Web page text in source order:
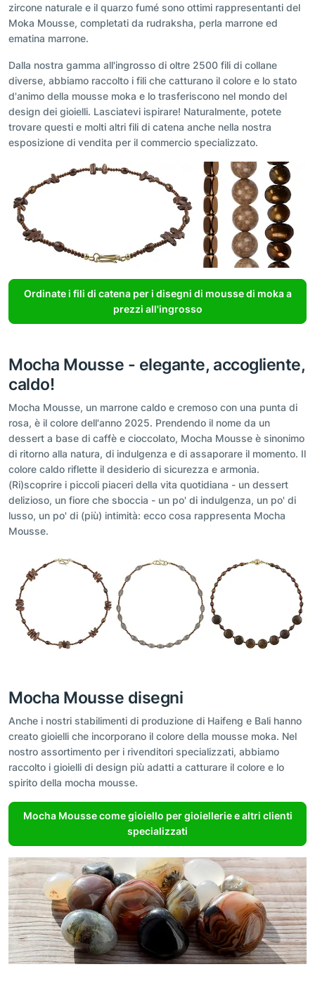
zircone naturale e il quarzo fumé sono ottimi rappresentanti del
Moka Mousse, completati da rudraksha, perla marrone ed
ematina marrone.
Dalla nostra gamma all'ingrosso di oltre 2500 fili di collane
diverse, abbiamo raccolto i fili che catturano il colore e lo stato
d'animo della mousse moka e lo trasferiscono nel mondo del
design dei gioielli. Lasciatevi ispirare! Naturalmente, potete
trovare questi e molti altri fili di catena anche nella nostra
esposizione di vendita per il commercio specializzato.
Ordinate i fili di catena per i disegni di mousse di moka a
prezzi all'ingrosso
Mocha Mousse - elegante, accogliente,
caldo!
Mocha Mousse, un marrone caldo e cremoso con una punta di
rosa, è il colore dell'anno 2025. Prendendo il nome da un
dessert a base di caffè e cioccolato, Mocha Mousse è sinonimo
di ritorno alla natura, di indulgenza e di assaporare il momento. Il
colore caldo riflette il desiderio di sicurezza e armonia.
(Ri)scoprire i piccoli piaceri della vita quotidiana - un dessert
delizioso, un fiore che sboccia - un po' di indulgenza, un po' di
lusso, un po' di (più) intimità: ecco cosa rappresenta Mocha
Mousse.
Mocha Mousse disegni
Anche i nostri stabilimenti di produzione di Haifeng e Bali hanno
creato gioielli che incorporano il colore della mousse moka. Nel
nostro assortimento per i rivenditori specializzati, abbiamo
raccolto i gioielli di design più adatti a catturare il colore e lo
spirito della mocha mousse.
Mocha Mousse come gioiello per gioiellerie e altri clienti
specializzati